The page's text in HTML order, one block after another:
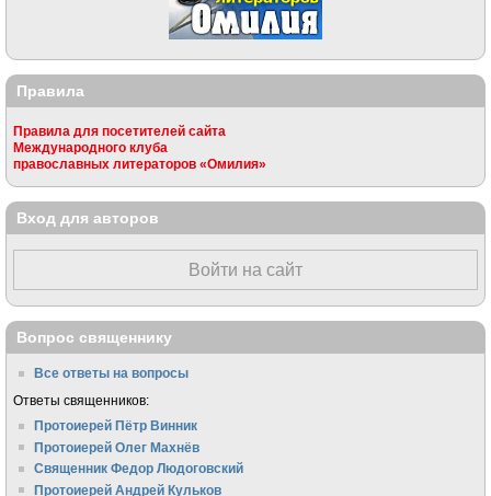
Правила
Правила для посетителей сайта
Международного клуба
православных литераторов «Омилия»
Вход для авторов
Войти на сайт
Вопрос священнику
Все ответы на вопросы
Ответы священников:
Протоиерей Пётр Винник
Протоиерей Олег Махнёв
Священник Федор Людоговский
Протоиерей Андрей Кульков